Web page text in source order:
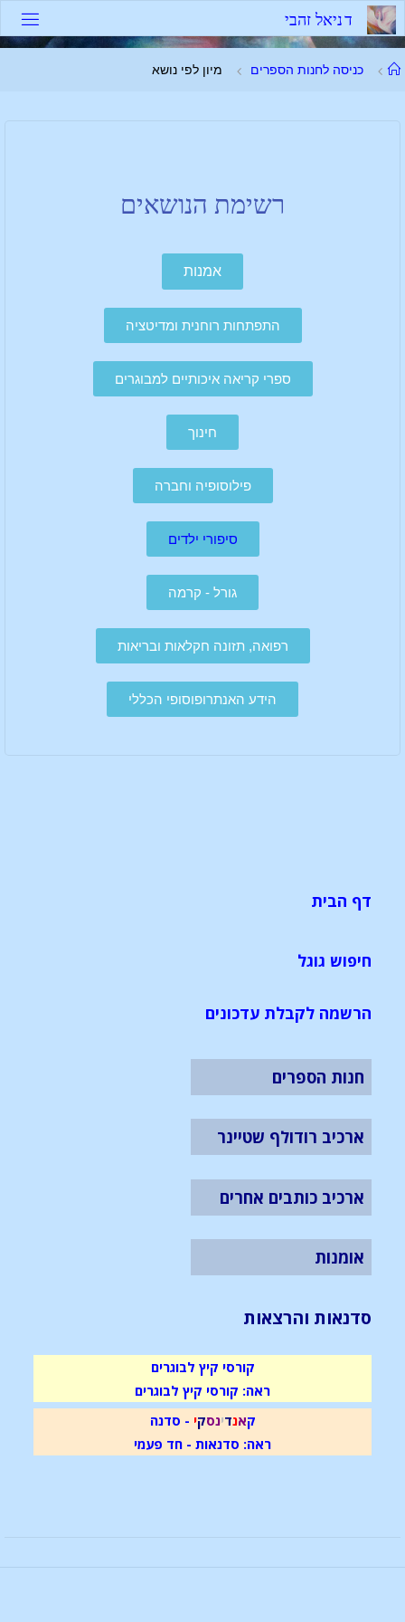
דניאל זהבי
כניסה לחנות הספרים מיון לפי נושא
רשימת הנושאים
אמנות
התפתחות רוחנית ומדיטציה
ספרי קריאה איכותיים למבוגרים
חינוך
פילוסופיה וחברה
סיפורי ילדים
גורל - קרמה
רפואה, תזונה חקלאות ובריאות
הידע האנתרופוסופי הכללי
דף הבית
חיפוש גוגל
הרשמה לקבלת עדכונים
חנות הספרים
ארכיב רודולף שטיינר
ארכיב כותבים אחרים
אומנות
סדנאות והרצאות
קורסי קיץ לבוגרים
ראה: קורסי קיץ לבוגרים
קאנדינסקי - סדנה
ראה: סדנאות - חד פעמי